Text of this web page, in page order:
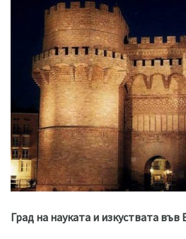
Град на науката и изкуствата във